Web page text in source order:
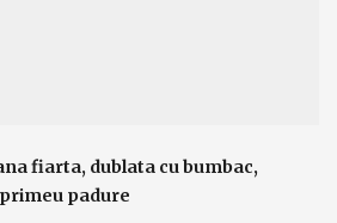
fiarta, dublata cu bumbac,
padure